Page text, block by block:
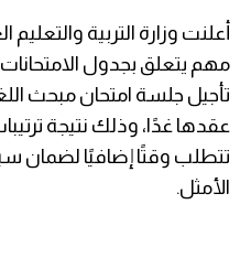
أعلنت وزارة التربية
مهم يتعلق بجدول الامتحانات
تأجيل جلسة امتحان مبحث
عقدها غدًا، وذلك نتيجة
تتطلب وقتًا إضافيًا لضمان
الأمثل.